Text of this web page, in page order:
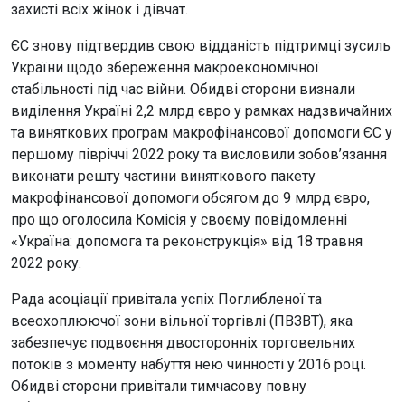
захисті всіх жінок і дівчат.
ЄС знову підтвердив свою відданість підтримці зусиль
України щодо збереження макроекономічної
стабільності під час війни. Обидві сторони визнали
виділення Україні 2,2 млрд євро у рамках надзвичайних
та виняткових програм макрофінансової допомоги ЄС у
першому півріччі 2022 року та висловили зобов’язання
виконати решту частини виняткового пакету
макрофінансової допомоги обсягом до 9 млрд євро,
про що оголосила Комісія у своєму повідомленні
«Україна: допомога та реконструкція» від 18 травня
2022 року.
Рада асоціації привітала успіх Поглибленої та
всеохоплюючої зони вільної торгівлі (ПВЗВТ), яка
забезпечує подвоєння двосторонніх торговельних
потоків з моменту набуття нею чинності у 2016 році.
Обидві сторони привітали тимчасову повну